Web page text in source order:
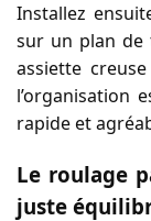
Installez
sur un plan de
assiette
l’organisation
rapide et
Le roulage
juste